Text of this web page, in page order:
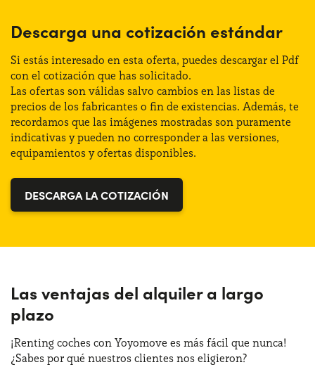
Tracción:Anterior
Plazas de estacionamiento:5
Potencia:150 CV
Distintivo:ECO
Maletero (max):1386 lt
Maletero (min):488 lt
Descarga una cotización estándar
Si estás interesado en esta oferta, puedes descargar el Pdf
con el cotización que has solicitado.
Las ofertas son válidas salvo cambios en las listas de
precios de los fabricantes o fin de existencias. Además, te
recordamos que las imágenes mostradas son puramente
indicativas y pueden no corresponder a las versiones,
equipamientos y ofertas disponibles.
DESCARGA LA COTIZACIÓN
Las ventajas del alquiler a largo
plazo
¡Renting coches con Yoyomove es más fácil que nunca!
¿Sabes por qué nuestros clientes nos eligieron?